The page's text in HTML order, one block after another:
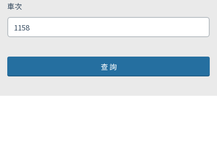
車次
查 詢